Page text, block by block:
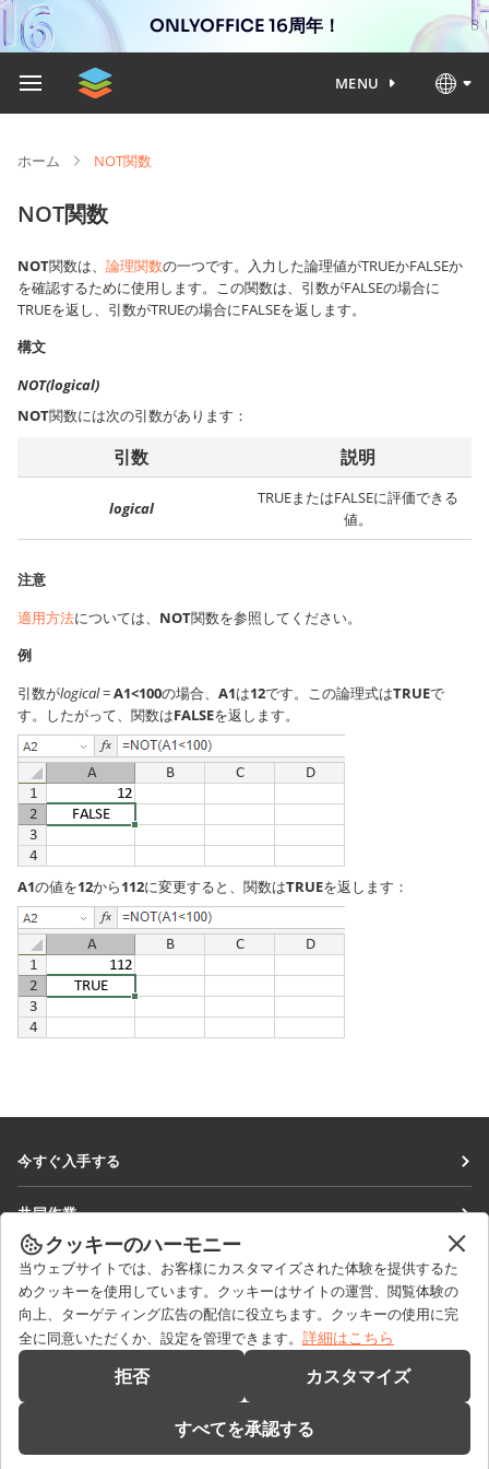
ONLYOFFICE 16周年！
MENU
ホーム NOT関数
NOT関数
NOT関数は、 論理関数の一つです。入力した論理値がTRUEかFALSEか
を確認するために使用します。この関数は、引数がFALSEの場合に
TRUEを返し、引数がTRUEの場合にFALSEを返します。
構文
NOT(logical)
NOT関数には次の引数があります：
引数 説明
logical
TRUEまたはFALSEに評価できる
値。
注意
適用方法については、 NOT関数を参照してください。
例
引数がlogical=A1<100の場合、 A1は12です。この論理式はTRUEで
す。したがって、関数はFALSEを返します。
A1の値を12から112に変更すると、関数はTRUEを返します：
今すぐ入手する
DocSpace
Workspace
コネクター
デスクトップアプリ
モバイルアプリ
共同作業
貢献者向け
翻訳者向け
インフルエンサー向け
求人情報
ニュースを見る
ブログ
ヘルプを得る
フォーラム
セールスに関する質問
sales@onlyoffice.com
パートナーシップに関するお問い合わせpartners@onlyoffice.com
クッキーのハーモニー
当ウェブサイトでは、お客様にカスタマイズされた体験を提供するた
めクッキーを使用しています。クッキーはサイトの運営、閲覧体験の
向上、ターゲティング広告の配信に役立ちます。クッキーの使用に完
全に同意いただくか、設定を管理できます。 詳細はこちら
拒否 カスタマイズ
すべてを承認する